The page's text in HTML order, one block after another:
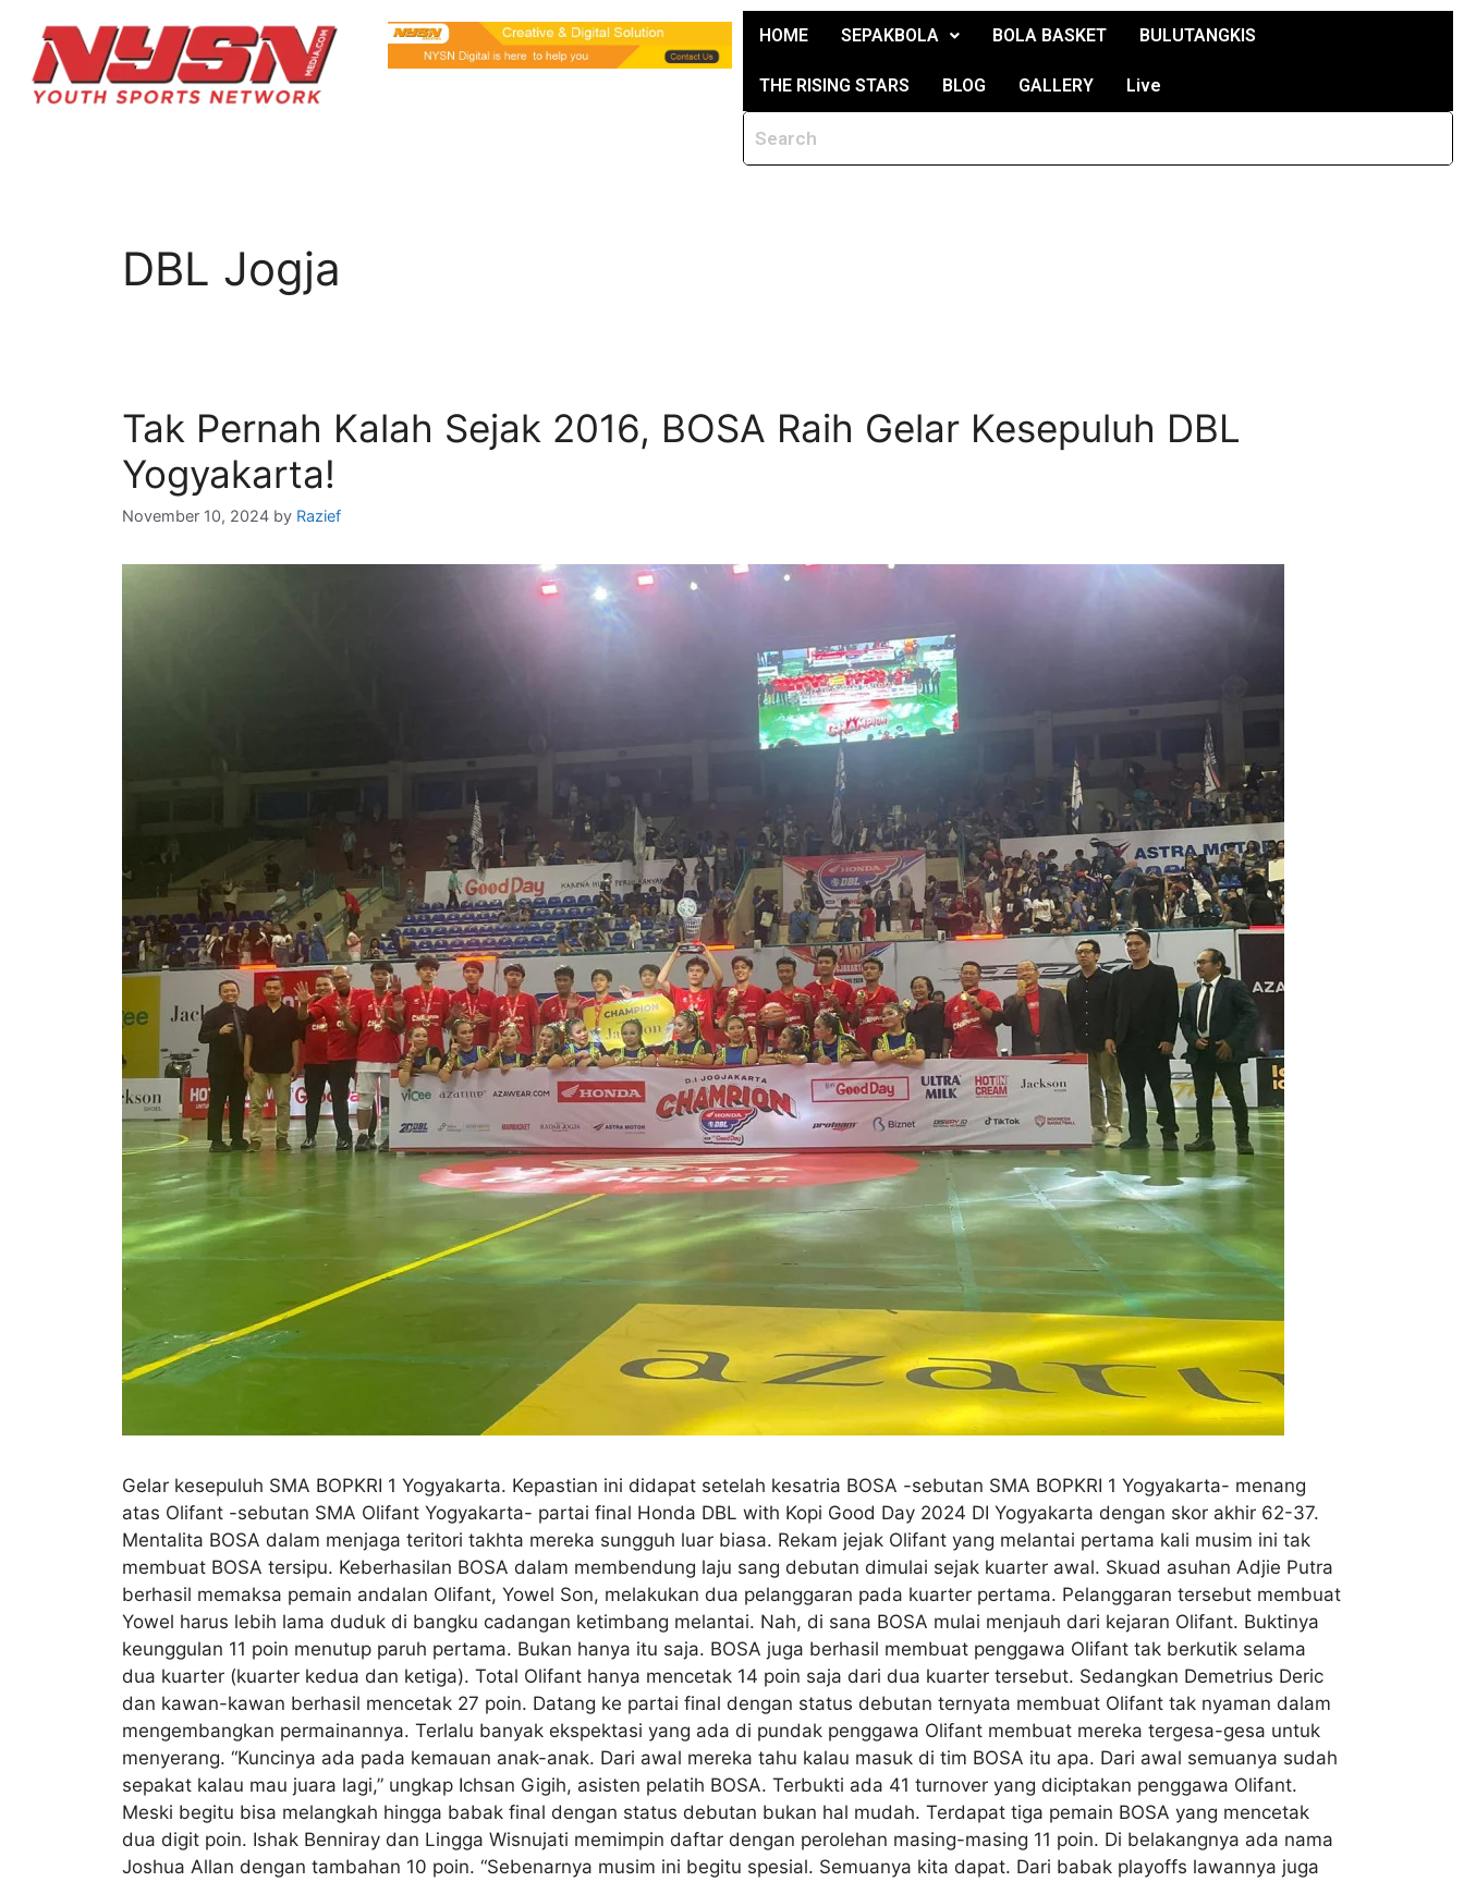
HOME SEPAKBOLA BOLA BASKET BULUTANGKIS
THE RISING STARS BLOG GALLERY Live
DBL Jogja
Tak Pernah Kalah Sejak 2016, BOSA Raih Gelar Kesepuluh DBL
Yogyakarta!
November 10, 2024 by Razief
Gelar kesepuluh SMA BOPKRI 1 Yogyakarta. Kepastian ini didapat setelah kesatria BOSA -sebutan SMA BOPKRI 1 Yogyakarta- menang
atas Olifant -sebutan SMA Olifant Yogyakarta- partai final Honda DBL with Kopi Good Day 2024 DI Yogyakarta dengan skor akhir 62-37.
Mentalita BOSA dalam menjaga teritori takhta mereka sungguh luar biasa. Rekam jejak Olifant yang melantai pertama kali musim ini tak
membuat BOSA tersipu. Keberhasilan BOSA dalam membendung laju sang debutan dimulai sejak kuarter awal. Skuad asuhan Adjie Putra
berhasil memaksa pemain andalan Olifant, Yowel Son, melakukan dua pelanggaran pada kuarter pertama. Pelanggaran tersebut membuat
Yowel harus lebih lama duduk di bangku cadangan ketimbang melantai. Nah, di sana BOSA mulai menjauh dari kejaran Olifant. Buktinya
keunggulan 11 poin menutup paruh pertama. Bukan hanya itu saja. BOSA juga berhasil membuat penggawa Olifant tak berkutik selama
dua kuarter (kuarter kedua dan ketiga). Total Olifant hanya mencetak 14 poin saja dari dua kuarter tersebut. Sedangkan Demetrius Deric
dan kawan-kawan berhasil mencetak 27 poin. Datang ke partai final dengan status debutan ternyata membuat Olifant tak nyaman dalam
mengembangkan permainannya. Terlalu banyak ekspektasi yang ada di pundak penggawa Olifant membuat mereka tergesa-gesa untuk
menyerang. “Kuncinya ada pada kemauan anak-anak. Dari awal mereka tahu kalau masuk di tim BOSA itu apa. Dari awal semuanya sudah
sepakat kalau mau juara lagi,” ungkap Ichsan Gigih, asisten pelatih BOSA. Terbukti ada 41 turnover yang diciptakan penggawa Olifant.
Meski begitu bisa melangkah hingga babak final dengan status debutan bukan hal mudah. Terdapat tiga pemain BOSA yang mencetak
dua digit poin. Ishak Benniray dan Lingga Wisnujati memimpin daftar dengan perolehan masing-masing 11 poin. Di belakangnya ada nama
Joshua Allan dengan tambahan 10 poin. “Sebenarnya musim ini begitu spesial. Semuanya kita dapat. Dari babak playoffs lawannya juga